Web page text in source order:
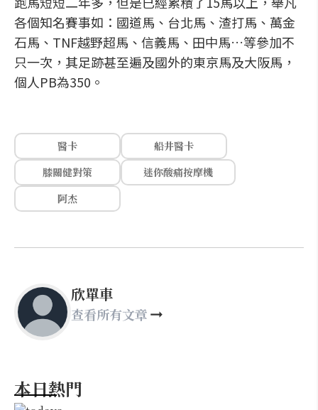
各個知名賽事如：國道馬、台北馬、渣打馬、萬金
石馬、TNF越野超馬、信義馬、田中馬…等參加不
只一次，其足跡甚至遍及國外的東京馬及大阪馬，
個人PB為350。
醫卡
船井醫卡
膝關健對策
迷你酸痛按摩機
阿杰
欣單車
查看所有文章
本日熱門